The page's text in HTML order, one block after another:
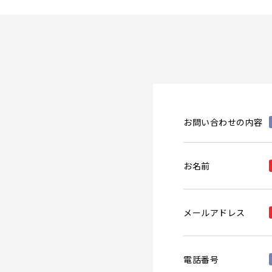
お問い合わせの内容
お名前
メールアドレス
電話番号